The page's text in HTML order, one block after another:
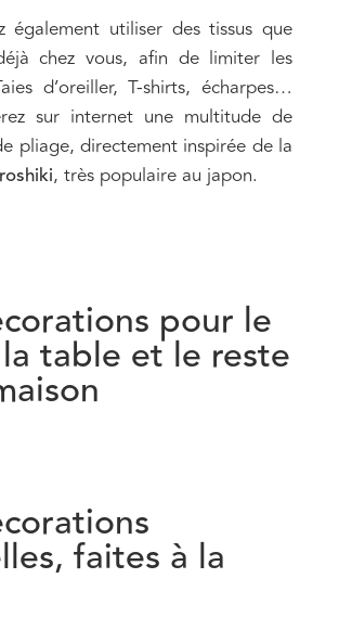
également utiliser des tissus que
chez vous, afin de limiter les
d’oreiller, T-shirts, écharpes…
sur internet une multitude de
pliage, directement inspirée de la
, très populaire au japon.
pour le
table et le reste
faites à la